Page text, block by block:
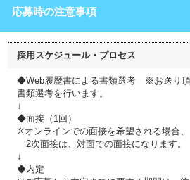
応募時の注意事項
採用スケジュール・プロセス
◆Web履歴書による書類選考 ※お送り頂
書類選考を⾏います。
↓
◆⾯接（1回）
※オンラインでの面接を希望される場合、
2次面接は、対面での面接になります。
↓
◆内定